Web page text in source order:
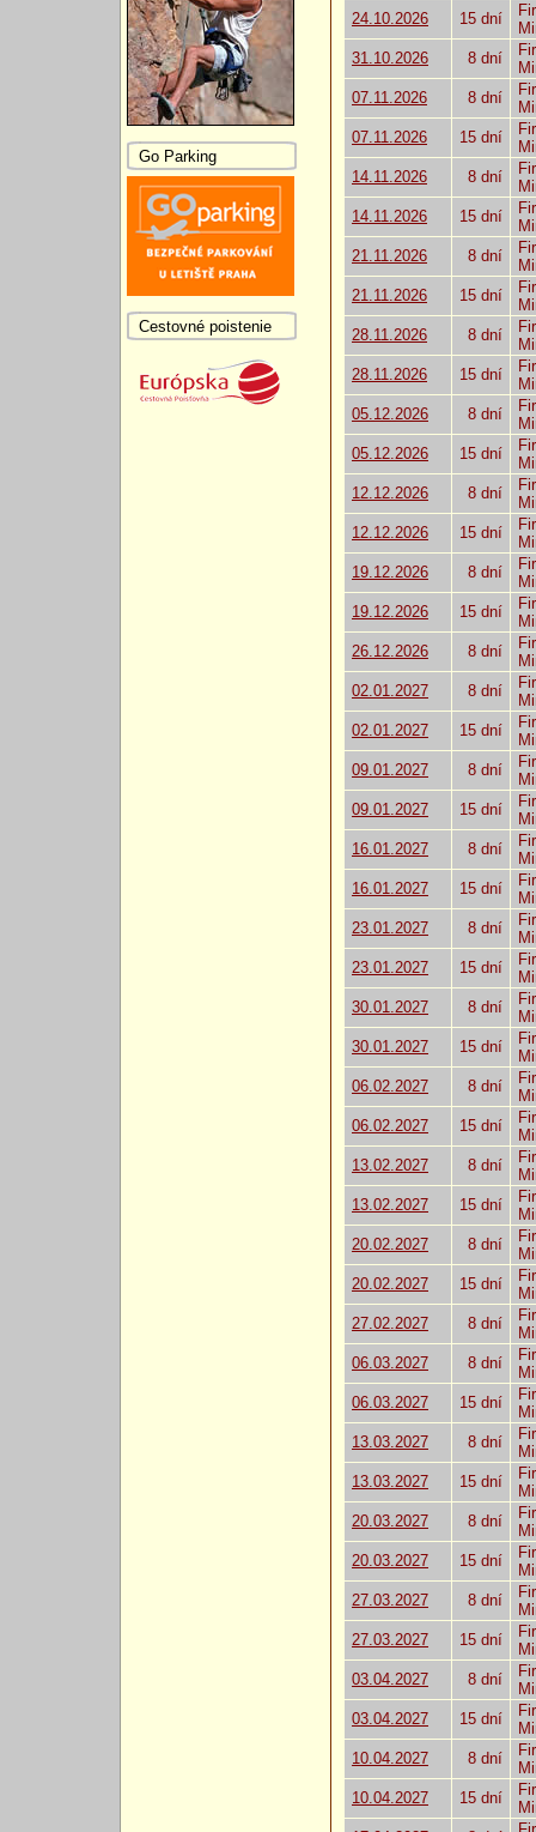
24.10.2026
15 dní
31.10.2026
8 dní
07.11.2026
8 dní
07.11.2026
15 dní
14.11.2026
8 dní
14.11.2026
15 dní
21.11.2026
8 dní
21.11.2026
15 dní
28.11.2026
8 dní
28.11.2026
15 dní
05.12.2026
8 dní
05.12.2026
15 dní
12.12.2026
8 dní
12.12.2026
15 dní
19.12.2026
8 dní
19.12.2026
15 dní
26.12.2026
8 dní
02.01.2027
8 dní
02.01.2027
15 dní
09.01.2027
8 dní
09.01.2027
15 dní
16.01.2027
8 dní
16.01.2027
15 dní
23.01.2027
8 dní
23.01.2027
15 dní
30.01.2027
8 dní
30.01.2027
15 dní
06.02.2027
8 dní
06.02.2027
15 dní
13.02.2027
8 dní
13.02.2027
15 dní
20.02.2027
8 dní
20.02.2027
15 dní
27.02.2027
8 dní
06.03.2027
8 dní
06.03.2027
15 dní
13.03.2027
8 dní
13.03.2027
15 dní
20.03.2027
8 dní
20.03.2027
15 dní
27.03.2027
8 dní
27.03.2027
15 dní
03.04.2027
8 dní
03.04.2027
15 dní
10.04.2027
8 dní
10.04.2027
15 dní
Go Parking
Cestovné poistenie